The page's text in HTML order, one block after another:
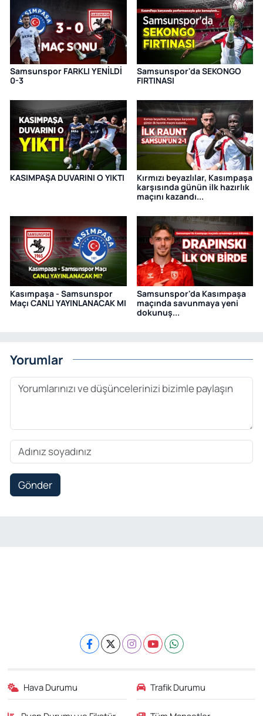
Samsunspor FARKLI YENİLDİ
0-3
Samsunspor'da SEKONGO
FIRTINASI
KASIMPAŞA DUVARINI O YIKTI
Kırmızı beyazlılar, Kasımpaşa
karşısında günün ilk hazırlık
maçını kazandı...
Kasımpaşa - Samsunspor
Maçı CANLI YAYINLANACAK MI
Samsunspor'da Kasımpaşa
maçında savunmaya yeni
dokunuş...
Yorumlar
Gönder
Hava Durumu Trafik Durumu